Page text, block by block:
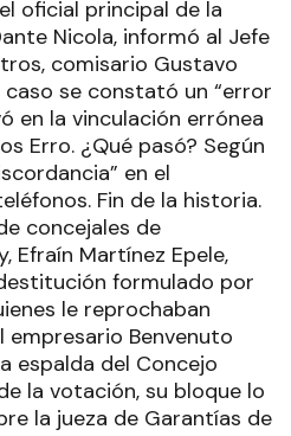
oficial principal de la
Nicola, informó al Jefe
comisario Gustavo
caso se constató un “error
en la vinculación errónea
Erro. ¿Qué pasó? Según
en el
Fin de la historia.
concejales de
Efraín Martínez Epele,
formulado por
le reprochaban
empresario Benvenuto
espalda del Concejo
la votación, su bloque lo
la jueza de Garantías de